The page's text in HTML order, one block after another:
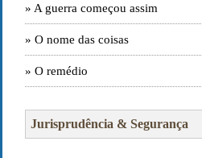
» A guerra começou assim
» O nome das coisas
» O remédio
Jurisprudência & Segurança